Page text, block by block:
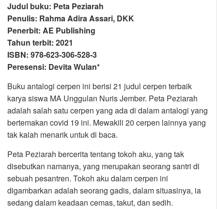
Judul buku: Peta Peziarah
Penulis: Rahma Adira Assari, DKK
Penerbit: AE Publishing
Tahun terbit: 2021
ISBN: 978-623-306-528-3
Peresensi: Devita Wulan*
Buku antalogi cerpen ini berisi 21 judul cerpen terbaik
karya siswa MA Unggulan Nuris Jember. Peta Peziarah
adalah salah satu cerpen yang ada di dalam antalogi yang
bertemakan covid 19 ini. Mewakili 20 cerpen lainnya yang
tak kalah menarik untuk di baca.
Peta Peziarah bercerita tentang tokoh aku, yang tak
disebutkan namanya, yang merupakan seorang santri di
sebuah pesantren. Tokoh aku dalam cerpen ini
digambarkan adalah seorang gadis, dalam situasinya, ia
sedang dalam keadaan cemas, takut, dan sedih.